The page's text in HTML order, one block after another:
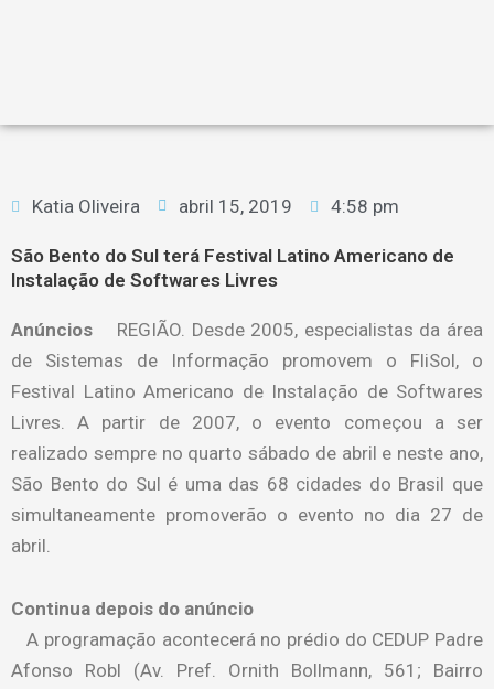
Katia Oliveira abril 15, 2019 4:58 pm
São Bento do Sul terá Festival Latino Americano de
Instalação de Softwares Livres
Anúncios
REGIÃO. Desde 2005, especialistas da área
de Sistemas de Informação promovem o FliSol, o
Festival Latino Americano de Instalação de Softwares
Livres. A partir de 2007, o evento começou a ser
realizado sempre no quarto sábado de abril e neste ano,
São Bento do Sul é uma das 68 cidades do Brasil que
simultaneamente promoverão o evento no dia 27 de
abril.
Continua depois do anúncio
A programação acontecerá no prédio do CEDUP Padre
Afonso Robl (Av. Pref. Ornith Bollmann, 561; Bairro